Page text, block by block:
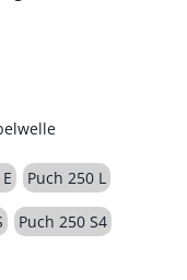
Puch 250 L
Puch 250 S4